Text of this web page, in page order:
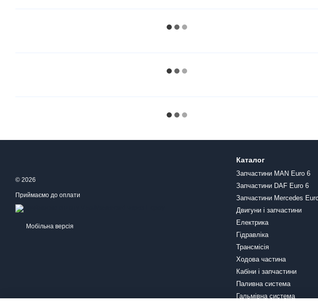
© 2026
Приймаємо до оплати
Мобільна версія
Каталог
Запчастини MAN Euro 6
Запчастини DAF Euro 6
Запчастини Mercedes
Двигуни і запчастини
Електрика
Гідравліка
Трансмісія
Ходова частина
Кабіни і запчастини
Паливна система
Гальмівна система